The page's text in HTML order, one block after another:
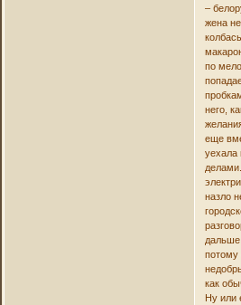
–
жена
по
него,
еще
уехала
назло
дальше
потому
как
Ну или